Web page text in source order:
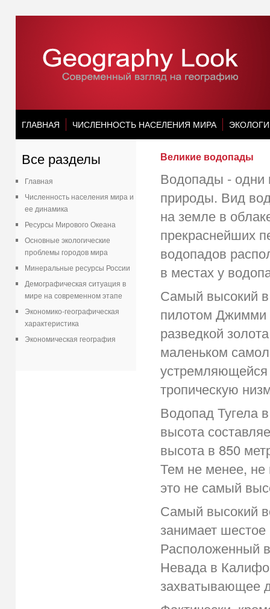
ГЛАВНАЯ ЧИСЛЕННОСТЬ НАСЕЛЕНИЯ МИРА
Все разделы
Главная
Численность населения мира и
ее динамика
Ресурсы Мирового Океана
Основные экологические
проблемы городов мира
Минеральные ресурсы России
Демографическая ситуация в
мире на современном этапе
Экономико-географическая
характеристика
Экономическая география
Великие водопады
Водопады - одни
природы. Вид
на земле в
прекраснейших
водопадов
в местах у
Самый высокий
пилотом Джимми
разведкой
маленьком
устремляющейся
тропическую
Водопад Тугела
высота
высота в 850
Тем не менее, не
это не самый
Самый высокий
занимает
Расположенный
Невада в
захватывающее